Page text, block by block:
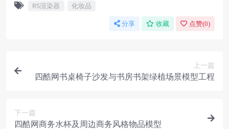
RS渲染器 化妆品
分享 收藏 点赞(0)
上一篇
四酷网书桌椅子沙发与书房书架绿植场景模型工程
下一篇
四酷网商务水杯及周边商务风格物品模型